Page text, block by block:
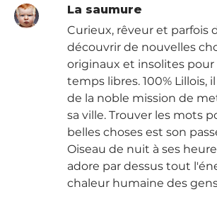
La saumure
Curieux, rêveur et parfois
découvrir de nouvelles
originaux et insolites
temps libres. 100% Lillois,
de la noble mission de
sa ville. Trouver les mots
belles choses est son
Oiseau de nuit à ses
adore par dessus tout
chaleur humaine des